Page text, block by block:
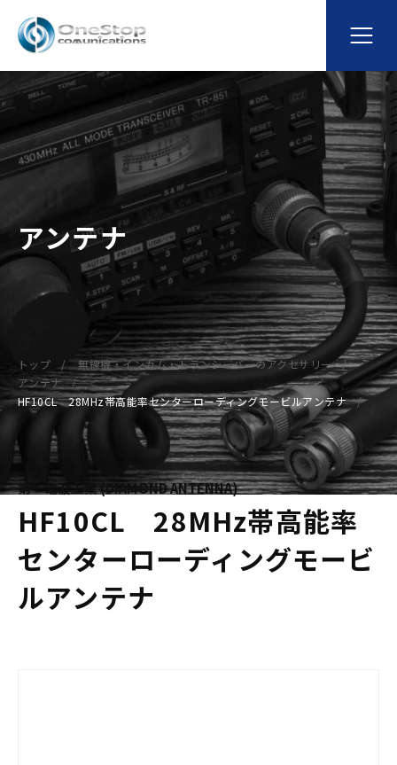
アンテナ
トップ
無線機・インカム・トランシーバーのアクセサリー
アンテナ
HF10CL 28MHz帯高能率センターローディングモービルアンテナ
第一電波工業 (DIAMOND ANTENNA)
HF10CL 28MHz帯高能率
センターローディングモービ
ルアンテナ